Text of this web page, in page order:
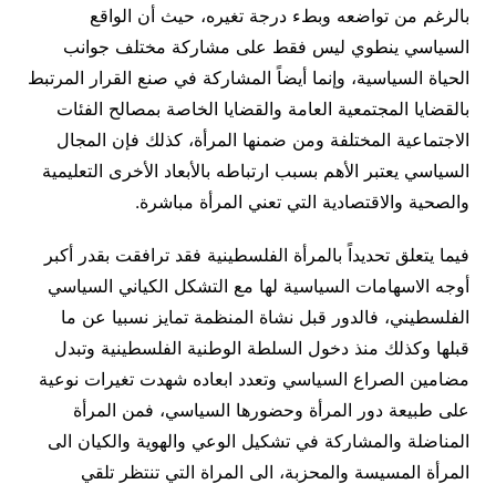
بالرغم من تواضعه وبطء درجة تغيره، حيث أن الواقع
السياسي ينطوي ليس فقط على مشاركة مختلف جوانب
الحياة السياسية، وإنما أيضاً المشاركة في صنع القرار المرتبط
بالقضايا المجتمعية العامة والقضايا الخاصة بمصالح الفئات
الاجتماعية المختلفة ومن ضمنها المرأة، كذلك فإن المجال
السياسي يعتبر الأهم بسبب ارتباطه بالأبعاد الأخرى التعليمية
والصحية والاقتصادية التي تعني المرأة مباشرة.
فيما يتعلق تحديداً بالمرأة الفلسطينية فقد ترافقت بقدر أكبر
أوجه الاسهامات السياسية لها مع التشكل الكياني السياسي
الفلسطيني، فالدور قبل نشاة المنظمة تمايز نسبيا عن ما
قبلها وكذلك منذ دخول السلطة الوطنية الفلسطينية وتبدل
مضامين الصراع السياسي وتعدد ابعاده شهدت تغيرات نوعية
على طبيعة دور المرأة وحضورها السياسي، فمن المرأة
المناضلة والمشاركة في تشكيل الوعي والهوية والكيان الى
المرأة المسيسة والمحزبة، الى المراة التي تنتظر تلقي